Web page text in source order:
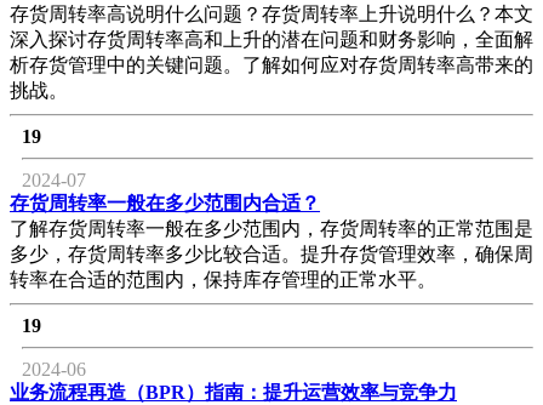
存货周转率高说明什么问题？存货周转率上升说明什么？本文
深入探讨存货周转率高和上升的潜在问题和财务影响，全面解
析存货管理中的关键问题。了解如何应对存货周转率高带来的
挑战。
19
2024-07
存货周转率一般在多少范围内合适？
了解存货周转率一般在多少范围内，存货周转率的正常范围是
多少，存货周转率多少比较合适。提升存货管理效率，确保周
转率在合适的范围内，保持库存管理的正常水平。
19
2024-06
业务流程再造（BPR）指南：提升运营效率与竞争力